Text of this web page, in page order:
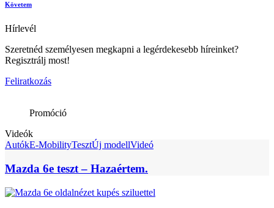
Követem
Hírlevél
Szeretnéd személyesen megkapni a legérdekesebb híreinket?
Regisztrálj most!
Feliratkozás
Promóció
Videók
AutókE-MobilityTesztÚj modellVideó
Mazda 6e teszt – Hazaértem.